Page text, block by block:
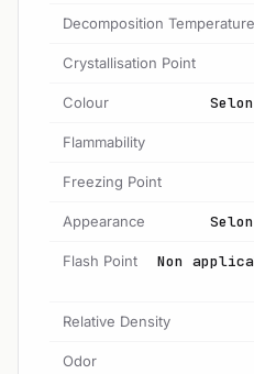
Decomposition Temperature
Crystallisation Point
Colour
Flammability
Freezing Point
Appearance
Flash Point
Non
Relative Density
Odor